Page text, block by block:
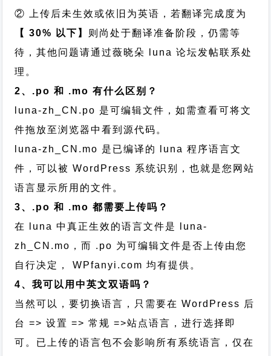
② 上传后未生效或依旧为英语，若翻译完成度为
【 30% 以下】 则尚处于翻译准备阶段，仍需等
待，其他问题请通过薇晓朵 luna 论坛发帖联系处
理。
2、.po 和 .mo 有什么区别？
luna-zh_CN.po 是可编辑文件，如需查看可将文
件拖放至浏览器中看到源代码。
luna-zh_CN.mo 是已编译的 luna 程序语言文
件，可以被 WordPress 系统识别，也就是您网站
语言显示所用的文件。
3、.po 和 .mo 都需要上传吗？
在 luna 中真正生效的语言文件是 luna-
zh_CN.mo，而 .po 为可编辑文件是否上传由您
自行决定， WPfanyi.com 均有提供。
4、我可以用中英文双语吗？
当然可以，要切换语言，只需要在 WordPress 后
台 => 设置 => 常规 =>站点语言，进行选择即
可。已上传的语言包不会影响所有系统语言，仅在